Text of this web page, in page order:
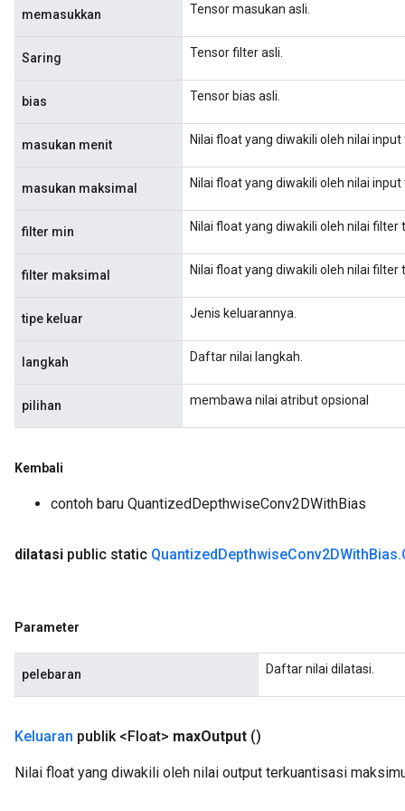
memasukkan Tensor masukan asli.
Saring Tensor filter asli.
bias Tensor bias asli.
masukan menit Nilai float yang diwakili oleh nilai
masukan maksimal Nilai float yang diwakili oleh nilai
filter min Nilai float yang diwakili oleh nilai
filter maksimal Nilai float yang diwakili oleh nilai
tipe keluar Jenis keluarannya.
langkah Daftar nilai langkah.
pilihan membawa nilai atribut opsional
Kembali
contoh baru QuantizedDepthwiseConv2DWithBias
dilatasi public static QuantizedDepthwiseConv2DWithBias.
Parameter
pelebaran Daftar nilai dilatasi.
Keluaran publik <Float> maxOutput ()
Nilai float yang diwakili oleh nilai output terkuantisasi